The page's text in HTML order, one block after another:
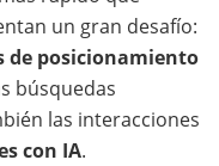
un gran desafío:
de posicionamiento
búsquedas
las interacciones
con IA.